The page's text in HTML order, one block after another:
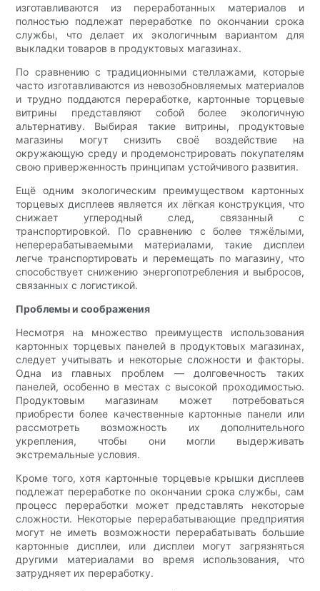
изготавливаются из переработанных материалов и
полностью подлежат переработке по окончании срока
службы, что делает их экологичным вариантом для
выкладки товаров в продуктовых магазинах.
По сравнению с традиционными стеллажами, которые
часто изготавливаются из невозобновляемых материалов
и трудно поддаются переработке, картонные торцевые
витрины представляют собой более экологичную
альтернативу. Выбирая такие витрины, продуктовые
магазины могут снизить своё воздействие на
окружающую среду и продемонстрировать покупателям
свою приверженность принципам устойчивого развития.
Ещё одним экологическим преимуществом картонных
торцевых дисплеев является их лёгкая конструкция, что
снижает углеродный след, связанный с
транспортировкой. По сравнению с более тяжёлыми,
неперерабатываемыми материалами, такие дисплеи
легче транспортировать и перемещать по магазину, что
способствует снижению энергопотребления и выбросов,
связанных с логистикой.
Проблемы и соображения
Несмотря на множество преимуществ использования
картонных торцевых панелей в продуктовых магазинах,
следует учитывать и некоторые сложности и факторы.
Одна из главных проблем — долговечность таких
панелей, особенно в местах с высокой проходимостью.
Продуктовым магазинам может потребоваться
приобрести более качественные картонные панели или
рассмотреть возможность их дополнительного
укрепления, чтобы они могли выдерживать
экстремальные условия.
Кроме того, хотя картонные торцевые крышки дисплеев
подлежат переработке по окончании срока службы, сам
процесс переработки может представлять некоторые
сложности. Некоторые перерабатывающие предприятия
могут не иметь возможности перерабатывать большие
картонные дисплеи, или дисплеи могут загрязняться
другими материалами во время использования, что
затрудняет их переработку.